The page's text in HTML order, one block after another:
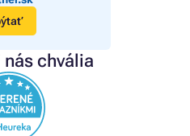
chvália